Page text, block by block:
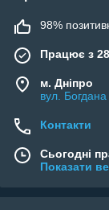
98%
Працює з
м. Дніпро
вул.
Контакти
Сьогодні
Показати